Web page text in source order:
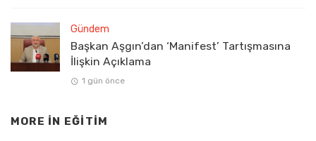
Gündem
Başkan Aşgın’dan ‘Manifest’ Tartışmasına
İlişkin Açıklama
1 gün önce
MORE IN EĞITIM